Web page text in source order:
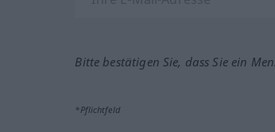
Bitte bestätigen Sie, dass Sie ein
*Pflichtfeld